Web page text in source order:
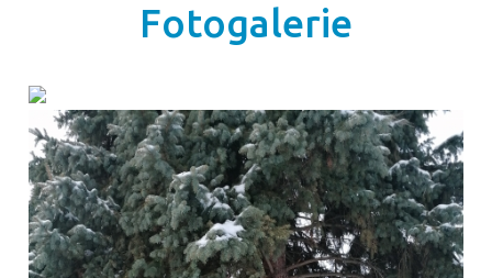
Fotogalerie